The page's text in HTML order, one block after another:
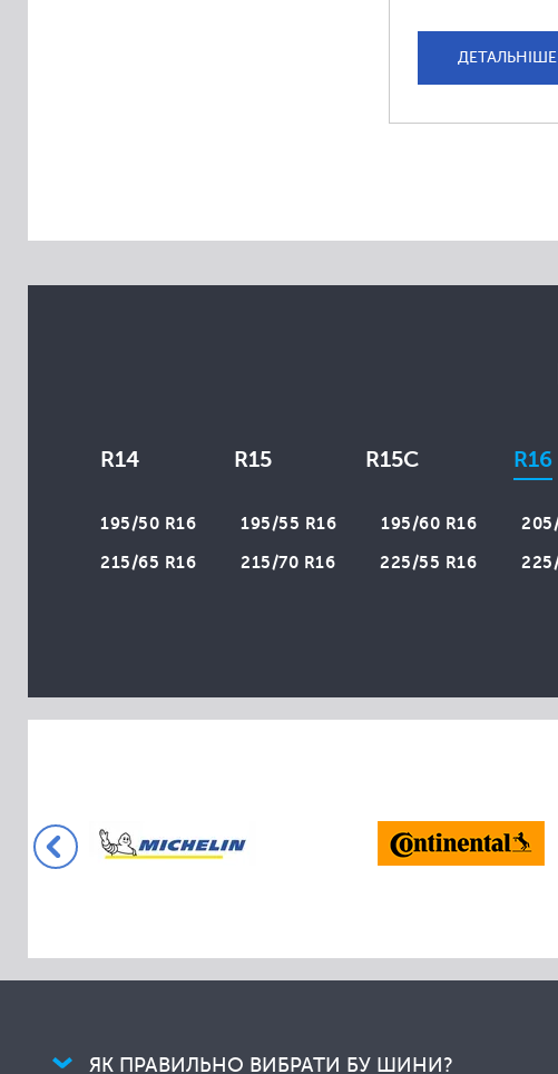
ЯК ПРАВИЛЬНО ВИБРАТИ БУ ШИНИ?
Brasa
Cordiant
Dayton
Delinte
ДЕТАЛЬНІШЕ
R14 R15 R15C R16
195/50 R16 195/55 R16 195/60 R16
215/65 R16
215/70 R16 225/55 R16